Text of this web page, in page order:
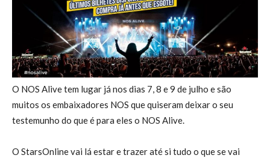
O NOS Alive tem lugar já nos dias 7, 8 e 9 de julho e são
muitos os embaixadores NOS que quiseram deixar o seu
testemunho do que é para eles o NOS Alive.
O StarsOnline vai lá estar e trazer até si tudo o que se vai